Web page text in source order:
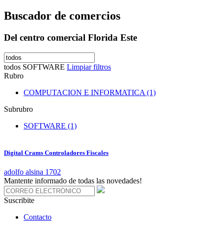
Buscador de comercios
Del centro comercial Florida Este
todos SOFTWARE Limpiar filtros
Rubro
COMPUTACION E INFORMATICA (1)
Subrubro
SOFTWARE (1)
Digital Crams Controladores Fiscales
adolfo alsina 1702
Mantente informado de todas las novedades!
Suscribite
Contacto